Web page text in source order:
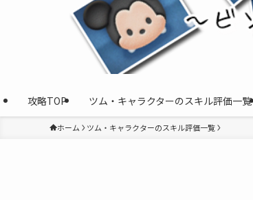
攻略TOP ツム・キャラクターのスキル評価一覧
ホーム ツム・キャラクターのスキル評価一覧